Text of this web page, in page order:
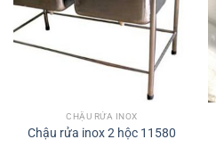
CHẬU RỬA INOX
Chậu rửa inox 2 hộc 11580